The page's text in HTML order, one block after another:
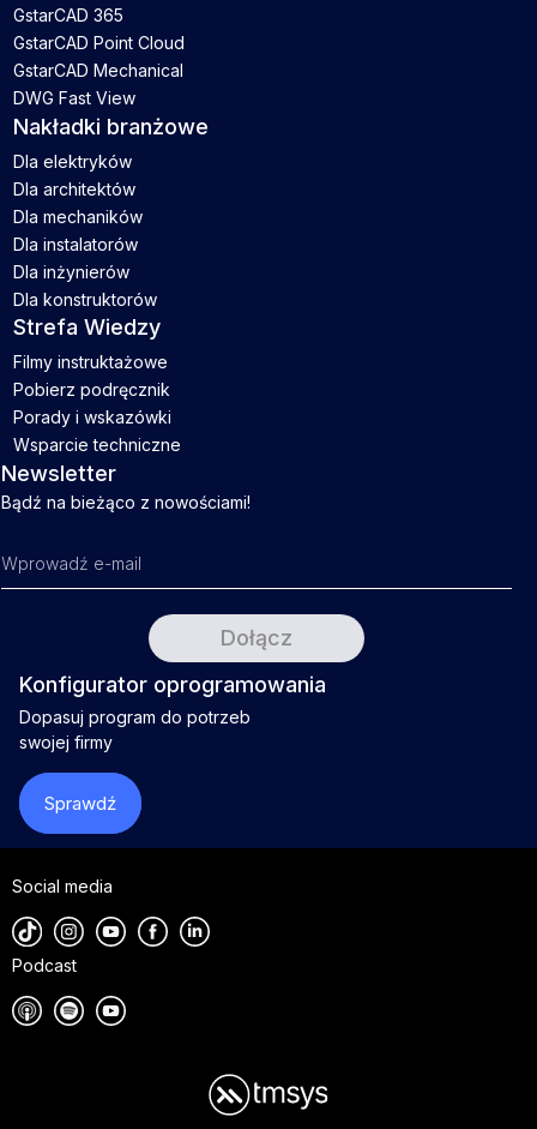
GstarCAD 365
GstarCAD Point Cloud
GstarCAD Mechanical
DWG Fast View
Nakładki branżowe
Dla elektryków
Dla architektów
Dla mechaników
Dla instalatorów
Dla inżynierów
Dla konstruktorów
Strefa Wiedzy
Filmy instruktażowe
Pobierz podręcznik
Porady i wskazówki
Wsparcie techniczne
Newsletter
Bądź na bieżąco z nowościami!
Konfigurator oprogramowania
Dopasuj program do potrzeb
swojej firmy
Sprawdź
Social media
Podcast